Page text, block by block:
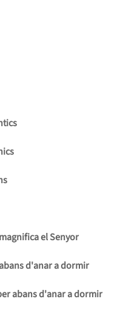
el Senyor
d'anar a dormir
abans d'anar a dormir